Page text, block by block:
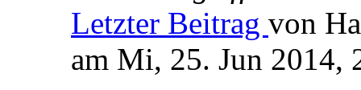
Letzter Beitrag von
am Mi, 25. Jun 2014,